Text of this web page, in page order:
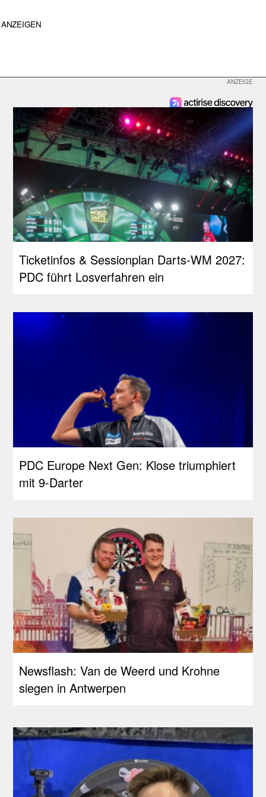
ANZEIGEN
Ticketinfos & Sessionplan Darts-WM 2027:
PDC führt Losverfahren ein
PDC Europe Next Gen: Klose triumphiert
mit 9-Darter
Newsflash: Van de Weerd und Krohne
siegen in Antwerpen